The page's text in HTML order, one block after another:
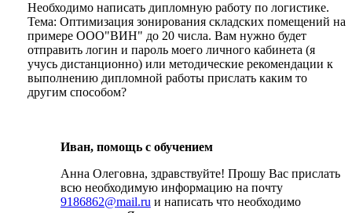
Необходимо написать дипломную работу по логистике.
Тема: Оптимизация зонирования складских помещений на
примере ООО"ВИН" до 20 числа. Вам нужно будет
отправить логин и пароль моего личного кабинета (я
учусь дистанционно) или методические рекомендации к
выполнению дипломной работы прислать каким то
другим способом?
Иван, помощь с обучением
Анна Олеговна, здравствуйте! Прошу Вас прислать
всю необходимую информацию на почту
9186862@mail.ruи написать что необходимо